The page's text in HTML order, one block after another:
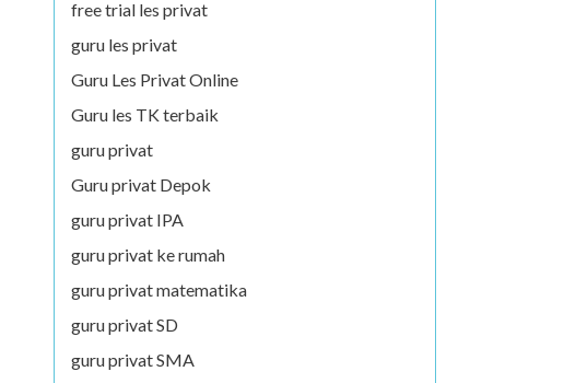
free trial les privat
guru les privat
Guru Les Privat Online
Guru les TK terbaik
guru privat
Guru privat Depok
guru privat IPA
guru privat ke rumah
guru privat matematika
guru privat SD
guru privat SMA